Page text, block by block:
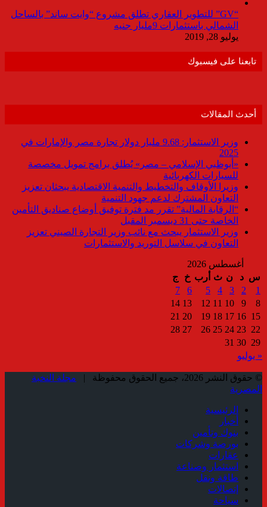
“GV” للتطوير العقاري تطلق مشروع “وايت ساند” بالساحل
الشمالي باستثمارات 9مليار جنيه
يوليو 28, 2019
تابعنا على فيسبوك
أحدث المقالات
وزير الاستثمار: 9.68 مليار دولار تجارة مصر والإمارات في
2025
«أبوظبي الإسلامي – مصر» يُطلق برامج تمويل مخصصة
للسيارات الكهربائية
وزيرا الأوقاف والتخطيط والتنمية الاقتصادية يبحثان تعزيز
التعاون المشترك لدعم جهود التنمية
“الرقابة المالية” تقرر مد فترة توفيق أوضاع صناديق التأمين
الخاصة حتى 31 ديسمبر المقبل
وزير الاستثمار يبحث مع نائب وزير التجارة الصيني تعزيز
التعاون في سلاسل التوريد والاستثمارات
أغسطس 2026
س د ن ث أرب خ
ج
1
2
3
4
5
6
7
8
9
10
11
12
13
14
15
16
17
18
19
20
21
22
23
24
25
26
27
28
29
30
31
« يوليو
© حقوق النشر 2026، جميع الحقوق محفوظة |
مجلة النخبة
المصرية
الرئيسية
أخبار
بنوك وتأمين
بورصة وشركات
عقارات
استثمار وصناعة
طاقة ونقل
إتصالات
سياحة